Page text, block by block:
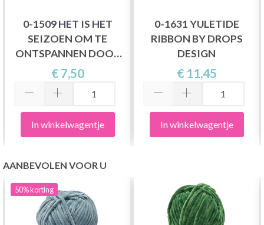
0-1509 HET IS HET
SEIZOEN OM TE
ONTSPANNEN DOOR
DROPS DESIGN
€ 7,50
In winkelwagentje
0-1631 YULETIDE
RIBBON BY DROPS
DESIGN
€ 11,45
In winkelwagentje
AANBEVOLEN VOOR U
50%korting